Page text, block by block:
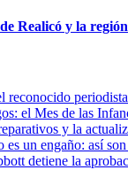
reconocido
el Mes de las
y la
es un engaño: así
detiene la